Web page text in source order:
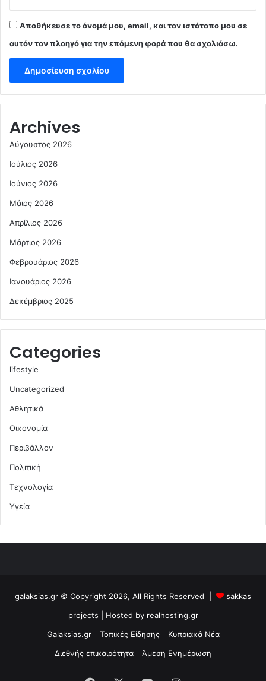
Αποθήκευσε το όνομά μου, email, και τον ιστότοπο μου σε
αυτόν τον πλοηγό για την επόμενη φορά που θα σχολιάσω.
Archives
Αύγουστος 2026
Ιούλιος 2026
Ιούνιος 2026
Μάιος 2026
Απρίλιος 2026
Μάρτιος 2026
Φεβρουάριος 2026
Ιανουάριος 2026
Δεκέμβριος 2025
Categories
lifestyle
Uncategorized
Αθλητικά
Οικονομία
Περιβάλλον
Πολιτική
Τεχνολογία
Υγεία
galaksias.gr © Copyright 2026, All Rights Reserved |
sakkas
projects | Hosted by realhosting.gr
Galaksias.gr
Τοπικές Είδησης
Κυπριακά Νέα
Διεθνής επικαιρότητα
Άμεση Ενημέρωση